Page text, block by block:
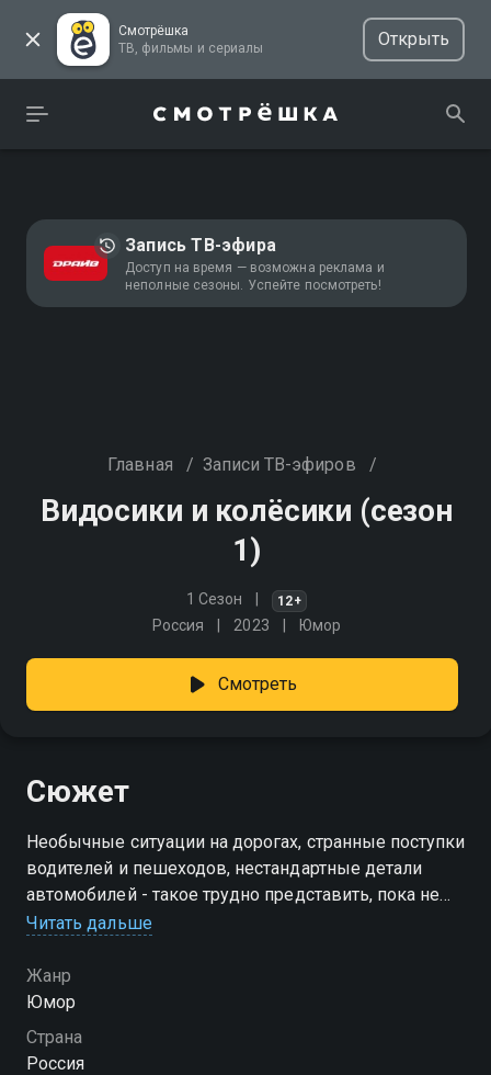
Смотрёшка
ТВ, фильмы и сериалы
Открыть
Запись ТВ-эфира
Доступ на время — возможна реклама и
неполные сезоны. Успейте посмотреть!
Главная / Записи ТВ-эфиров /
Видосики и колёсики (сезон
1)
1 Сезон 12+
Россия 2023 Юмор
Смотреть
Сюжет
Необычные ситуации на дорогах, странные поступки
водителей и пешеходов, нестандартные детали
автомобилей - такое трудно представить, пока не
увидишь своими глазами
Посмотреть онлайн 1 сезон сериала Видосики и
колёсики вы можете совершенно бесплатно в
хорошем HD качестве на Смотрёшке
Читать дальше
Жанр
Юмор
Страна
Россия